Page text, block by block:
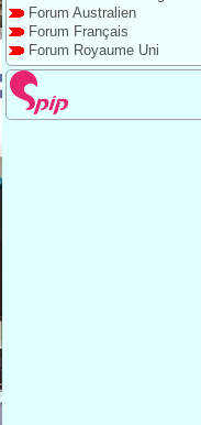
Forum Australien
Forum Français
Forum Royaume Uni